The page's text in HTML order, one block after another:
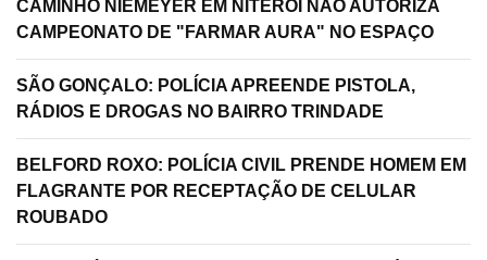
CAMINHO NIEMEYER EM NITERÓI NÃO AUTORIZA
CAMPEONATO DE "FARMAR AURA" NO ESPAÇO
SÃO GONÇALO: POLÍCIA APREENDE PISTOLA,
RÁDIOS E DROGAS NO BAIRRO TRINDADE
BELFORD ROXO: POLÍCIA CIVIL PRENDE HOMEM EM
FLAGRANTE POR RECEPTAÇÃO DE CELULAR
ROUBADO